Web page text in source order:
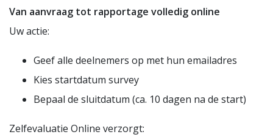
Van aanvraag tot rapportage volledig online
Uw actie:
Geef alle deelnemers op met hun emailadres
Kies startdatum survey
Bepaal de sluitdatum (ca. 10 dagen na de start)
Zelfevaluatie Online verzorgt: